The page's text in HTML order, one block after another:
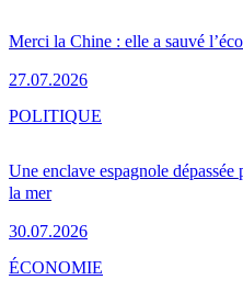
Merci la Chine : elle a sauvé
27.07.2026
Une enclave espagnole
la mer
30.07.2026
POLITIQUE
ÉCONOMIE